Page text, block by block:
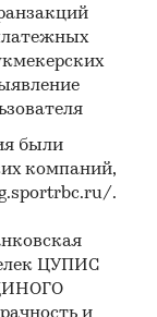
услуг
его
будущем.
были
компаний,
.
ЦУПИС